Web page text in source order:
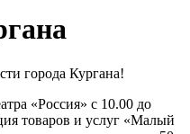
города Кургана!
«Россия» с 10.00 до
товаров и услуг «Малый